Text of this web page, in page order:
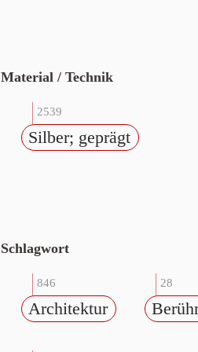
Material / Technik
2539
Silber; geprägt
Schlagwort
846
Architektur
28